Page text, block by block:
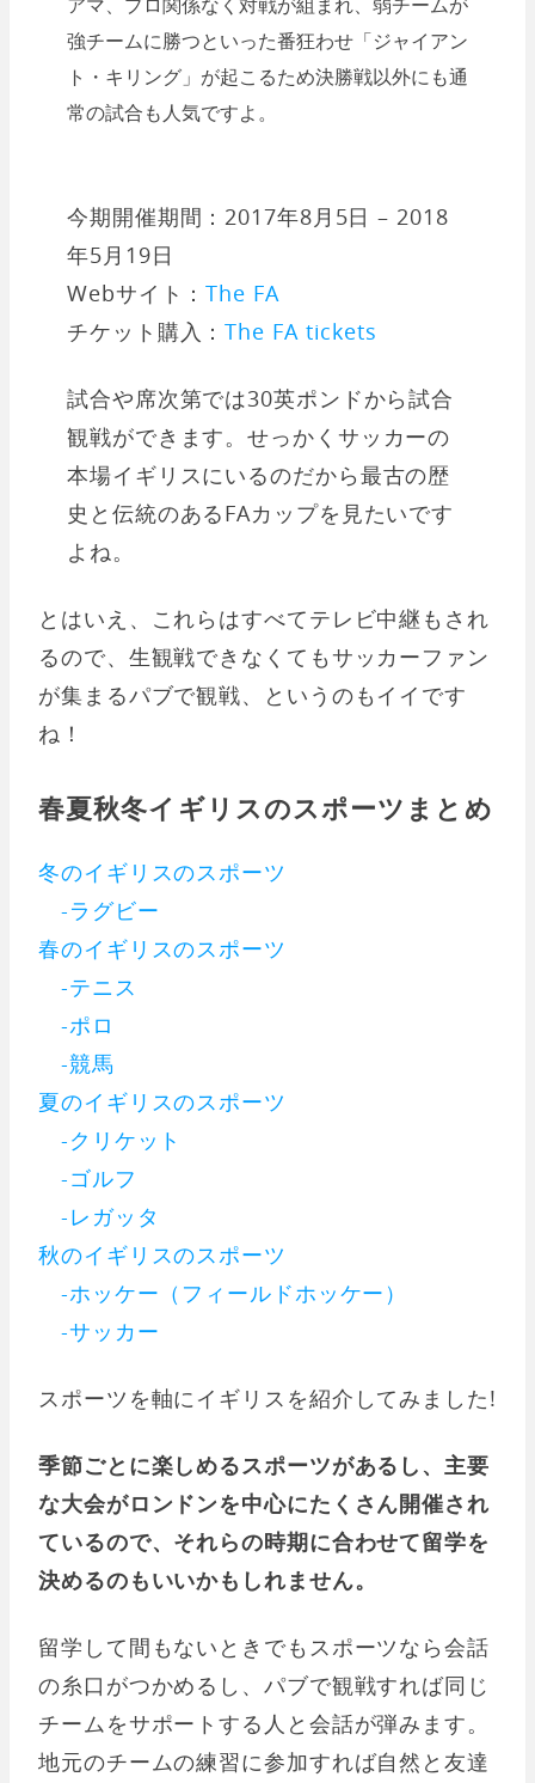
強チームに勝つといった番狂わせ「ジャイアン
ト・キリング」が起こるため決勝戦以外にも通
常の試合も人気ですよ。
今期開催期間：2017年8月5日 – 2018
年5月19日
Webサイト：The FA
チケット購入：The FA tickets
試合や席次第では30英ポンドから試合
観戦ができます。せっかくサッカーの
本場イギリスにいるのだから最古の歴
史と伝統のあるFAカップを見たいです
よね。
とはいえ、これらはすべてテレビ中継もされ
るので、生観戦できなくてもサッカーファン
が集まるパブで観戦、というのもイイです
ね！
春夏秋冬イギリスのスポーツまとめ
冬のイギリスのスポーツ
-ラグビー
春のイギリスのスポーツ
-テニス
-ポロ
-競馬
夏のイギリスのスポーツ
-クリケット
-ゴルフ
-レガッタ
秋のイギリスのスポーツ
-ホッケー（フィールドホッケー）
-サッカー
スポーツを軸にイギリスを紹介してみました!
季節ごとに楽しめるスポーツがあるし、主要
な大会がロンドンを中心にたくさん開催され
ているので、それらの時期に合わせて留学を
決めるのもいいかもしれません。
留学して間もないときでもスポーツなら会話
の糸口がつかめるし、パブで観戦すれば同じ
チームをサポートする人と会話が弾みます。
地元のチームの練習に参加すれば自然と友達